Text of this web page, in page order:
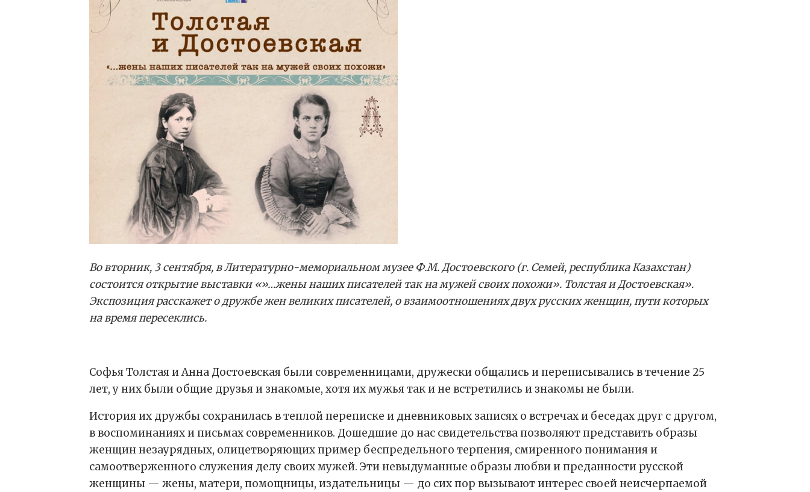
Во вторник, 3 сентября, в Литературно-мемориальном музее Ф.М. Достоевского (г. Семей, республика Казахстан)
состоится открытие выставки «»…жены наших писателей так на мужей своих похожи». Толстая и Достоевская».
Экспозиция расскажет о дружбежен великих писателей, о взаимоотношениях двух русских женщин, пути которых
на время пересеклись.
Софья Толстая и Анна Достоевская были современницами, дружески общались и переписывались в течение 25
лет, у них были общие друзья и знакомые, хотя их мужья так и не встретились и знакомы не были.
История их дружбы сохранилась в теплой переписке и дневниковых записях о встречах и беседах друг с другом,
в воспоминаниях и письмах современников. Дошедшие до нас свидетельства позволяют представить образы
женщин незаурядных, олицетворяющих пример беспредельного терпения, смиренного понимания и
самоотверженного служения делу своих мужей. Эти невыдуманные образы любви и преданности русской
женщины — жены, матери, помощницы, издательницы — до сих пор вызывают интерес своей неисчерпаемой